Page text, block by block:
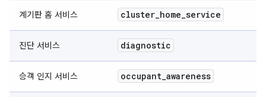
계기판 홈 서비스 cluster_home_service
진단 서비스 diagnostic
승객 인지 서비스 occupant_awareness